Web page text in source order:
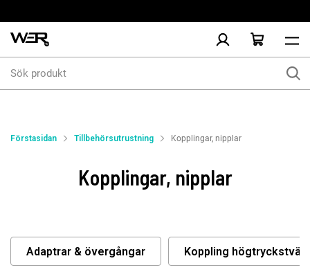
produkt
Förstasidan Tillbehörsutrustning Kopplingar, nipplar
Kopplingar, nipplar
Adaptrar & övergångar Koppling högtryckstvätt